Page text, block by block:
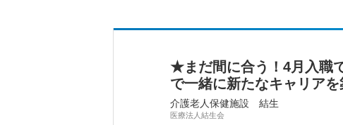
★まだ間に合う！4月入職
で一緒に新たなキャリア
介護老人保健施設 結生
医療法人結生会